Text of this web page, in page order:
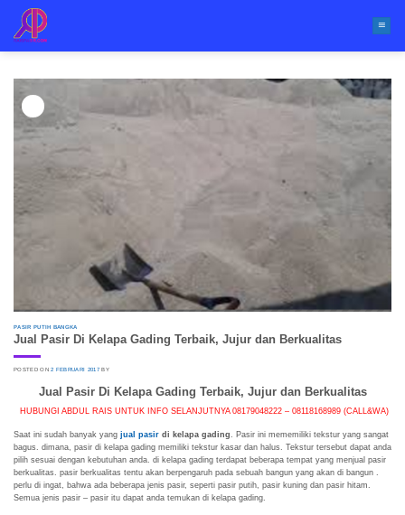
content
PASIR PUTIH BANGKA
Jual Pasir Di Kelapa Gading Terbaik, Jujur dan Berkualitas
POSTED ON2 FEBRUARI 2017 BY
Jual Pasir Di Kelapa Gading Terbaik, Jujur dan Berkualitas
HUBUNGI ABDUL RAIS UNTUK INFO SELANJUTNYA 08179048222 – 08118168989 (CALL&WA)
Saat ini sudah banyak yang jual pasir di kelapa gading. Pasir ini mememiliki tekstur yang sangat
bagus. dimana, pasir di kelapa gading memiliki tekstur kasar dan halus. Tekstur tersebut dapat anda
pilih sesuai dengan kebutuhan anda. di kelapa gading terdapat beberapa tempat yang menjual pasir
berkualitas. pasir berkualitas tentu akan berpengaruh pada sebuah bangun yang akan di bangun .
perlu di ingat, bahwa ada beberapa jenis pasir, seperti pasir putih, pasir kuning dan pasir hitam.
Semua jenis pasir – pasir itu dapat anda temukan di kelapa gading.